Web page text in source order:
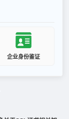
企业身份鉴证